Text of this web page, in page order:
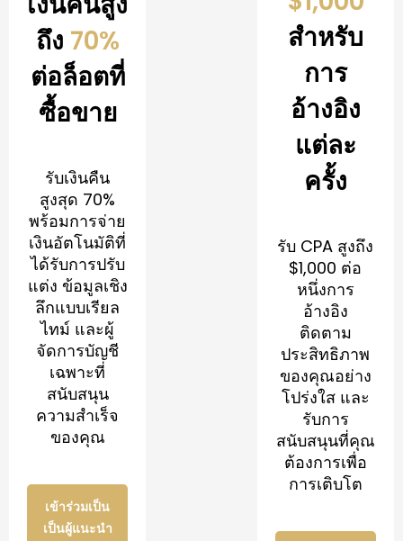
ถึง 70%
ต่อล็อตที่
ซื้อขาย
รับเงินคืน
สูงสุด 70%
พร้อมการจ่าย
เงินอัตโนมัติที่
ได้รับการปรับ
แต่ง ข้อมูลเชิง
ลึกแบบเรียล
ไทม์ และผู้
จัดการบัญชี
เฉพาะที่
สนับสนุน
ความสำเร็จ
ของคุณ
เข้าร่วมเป็น
เป็นผู้แนะนำ
สำหรับ
การ
อ้างอิง
แต่ละ
ครั้ง
รับ CPA สูงถึง
$1,000 ต่อ
หนึ่งการ
อ้างอิง
ติดตาม
ประสิทธิภาพ
ของคุณอย่าง
โปร่งใส และ
รับการ
สนับสนุนที่คุณ
ต้องการเพื่อ
การเติบโต